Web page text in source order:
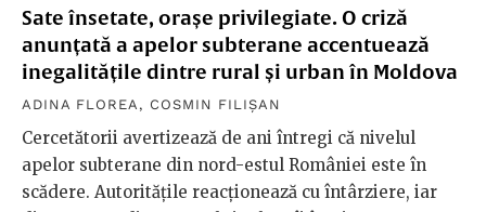
Sate însetate, orașe privilegiate. O criză
anunțată a apelor subterane accentuează
inegalitățile dintre rural și urban în Moldova
ADINA FLOREA , COSMIN FILIȘAN
Cercetătorii avertizează de ani întregi că nivelul
apelor subterane din nord-estul României este în
scădere. Autoritățile reacționează cu întârziere, iar